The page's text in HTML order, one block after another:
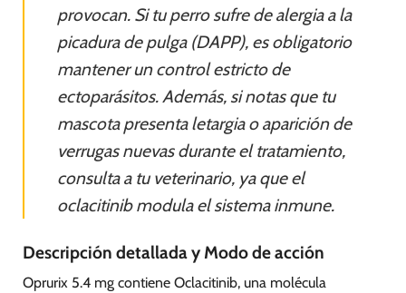
provocan. Si tu perro sufre de alergia a la
picadura de pulga (DAPP), es obligatorio
mantener un control estricto de
ectoparásitos. Además, si notas que tu
mascota presenta letargia o aparición de
verrugas nuevas durante el tratamiento,
consulta a tu veterinario, ya que el
oclacitinib modula el sistema inmune.
Descripción detallada y Modo de acción
Oprurix 5.4 mg contiene Oclacitinib, una molécula